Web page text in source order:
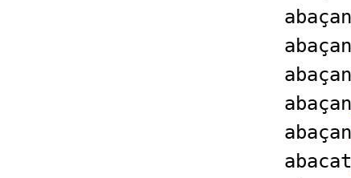
abaçan
abaçan
abacat